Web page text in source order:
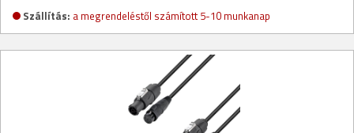
Szállítás: a megrendeléstől számított 5-10 munkanap